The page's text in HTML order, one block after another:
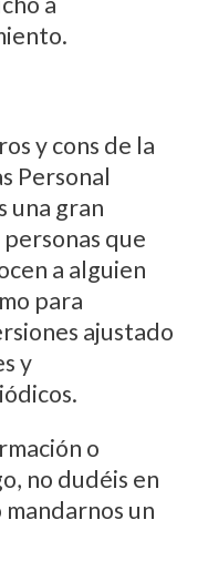
y cons de la
Personal
una gran
que
a alguien
para
ajustado
y
o
no dudéis en
un